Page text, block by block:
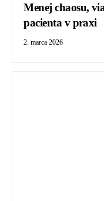
Menej chaosu,
pacienta v praxi
2. marca 2026